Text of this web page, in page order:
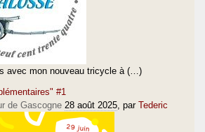
avec mon nouveau tricycle à (…)
#1
de Gascogne 28 août 2025 , par Tederic